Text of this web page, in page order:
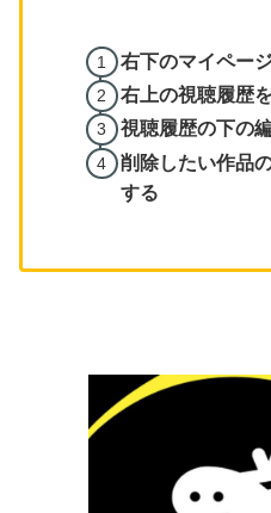
右下のマイペー
右上の視聴履歴
視聴履歴の下の
削除したい作品
する